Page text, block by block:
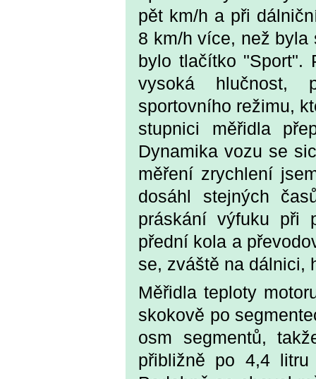
pět km/h a při
8 km/h více, než byla
bylo tlačítko
vysoká hlučnost,
sportovního režimu,
stupnici měřidla
Dynamika vozu se
měření zrychlení
dosáhl stejných
práskání výfuku při
přední kola a
se, zváště na dálnici,
Měřidla teploty
skokově po
osm segmentů,
přibližně po 4,4